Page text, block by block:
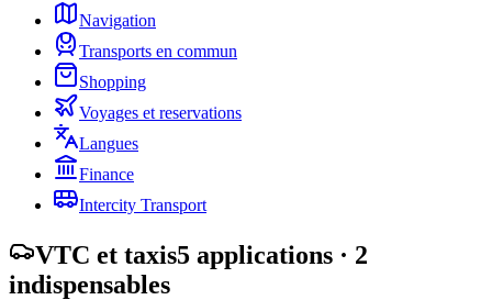
Navigation
Transports en commun
Shopping
Voyages et reservations
Langues
Finance
Intercity Transport
VTC et taxis5 applications · 2
indispensables